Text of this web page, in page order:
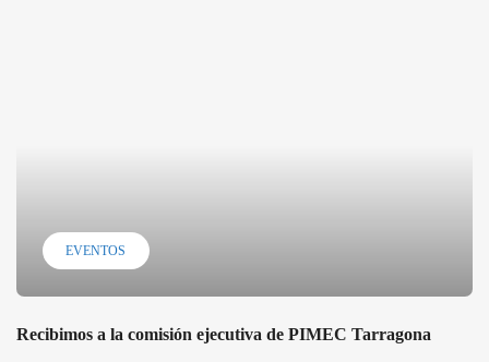
EVENTOS
Recibimos a la comisión ejecutiva de PIMEC Tarragona